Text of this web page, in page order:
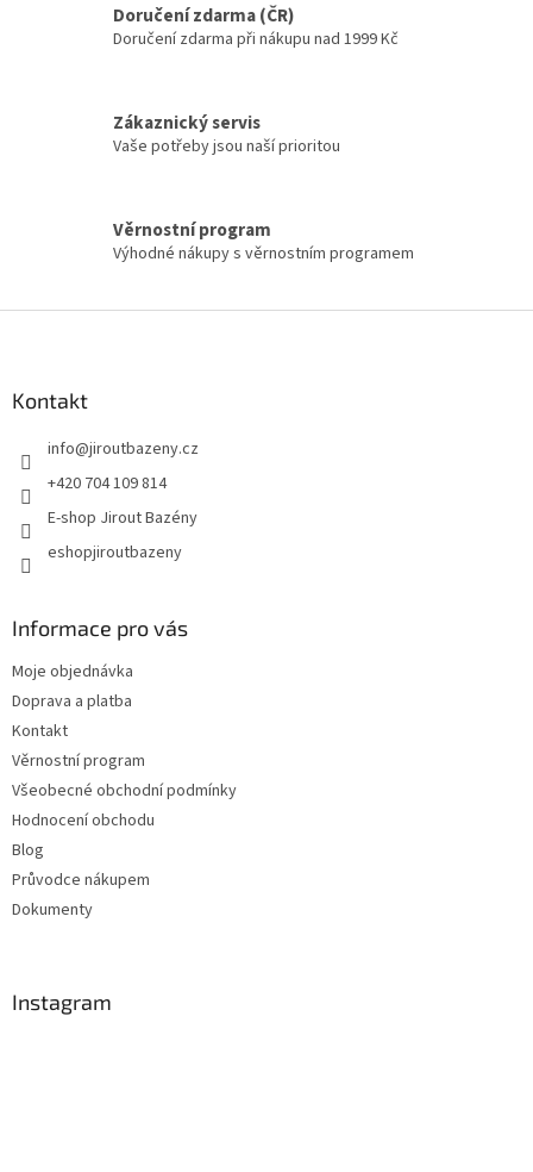
Doručení zdarma (ČR)
Doručení zdarma při nákupu nad 1999 Kč
Zákaznický servis
Vaše potřeby jsou naší prioritou
Věrnostní program
Výhodné nákupy s věrnostním programem
Kontakt
info@jiroutbazeny.cz
+420 704 109 814
E-shop Jirout Bazény
eshopjiroutbazeny
Informace pro vás
Moje objednávka
Doprava a platba
Kontakt
Věrnostní program
Všeobecné obchodní podmínky
Hodnocení obchodu
Blog
Průvodce nákupem
Dokumenty
Instagram